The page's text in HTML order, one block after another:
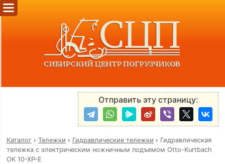
Отправить эту страницу:
Каталог› Тележки › Гидравлические тележки › Гидравлическая
тележка с электрическим ножничным подъемом Otto-Kurtbach
OK 10-XP-E